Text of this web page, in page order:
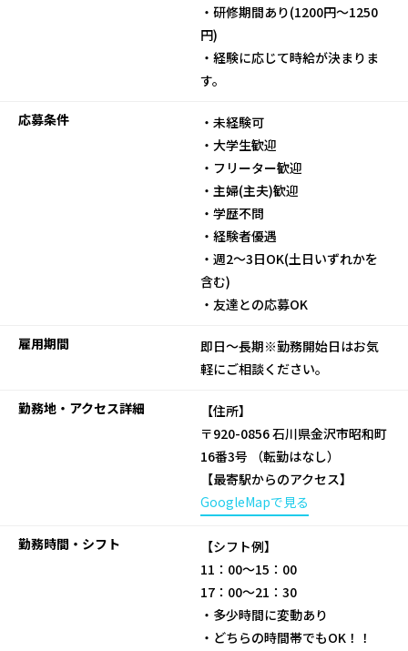
・研修期間あり(1200円～1250
円)
・経験に応じて時給が決まりま
す。
応募条件
・未経験可
・大学生歓迎
・フリーター歓迎
・主婦(主夫)歓迎
・学歴不問
・経験者優遇
・週2～3日OK(土日いずれかを
含む)
・友達との応募OK
雇用期間
即日～長期※勤務開始日はお気
軽にご相談ください。
勤務地・アクセス詳細
【住所】
〒920-0856 石川県金沢市昭和町
16番3号 （転勤はなし）
【最寄駅からのアクセス】
GoogleMapで見る
勤務時間・シフト
【シフト例】
11：00～15：00
17：00～21：30
・多少時間に変動あり
・どちらの時間帯でもOK！！